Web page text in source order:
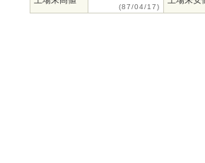
(87/04/17)